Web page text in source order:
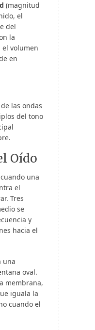
(magnitud
el
del
la
volumen
en
las ondas
del tono
Oído
una
el
Tres
se
y
hacia el
una
oval.
membrana,
iguala la
cuando el